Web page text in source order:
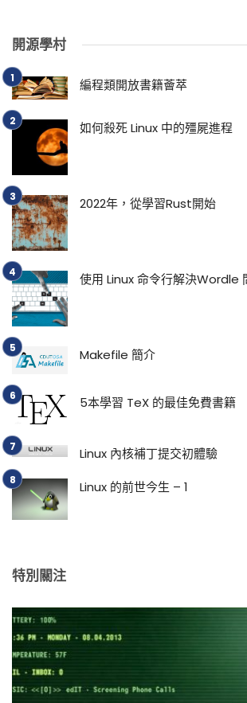
開源學村
編程類開放書籍薈萃
如何殺死 Linux 中的殭屍進程
2022年，從學習Rust開始
使用 Linux 命令行解決Wordle
Makefile 簡介
5本學習 TeX 的最佳免費書籍
Linux 內核補丁提交初體驗
Linux 的前世今生 – 1
特別關注